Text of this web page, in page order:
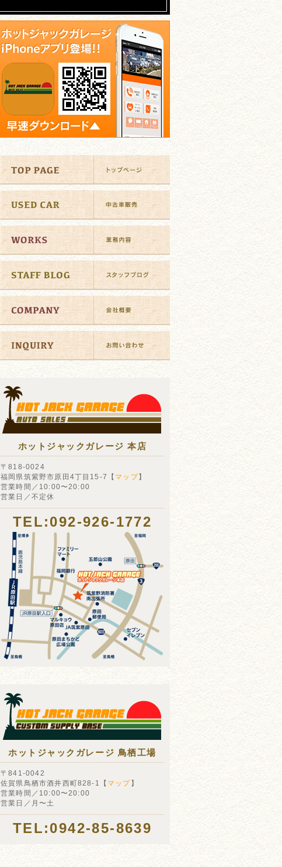
ホットジャックガレージ 本店
〒818-0024
福岡県筑紫野市原田4丁目15-7【 マップ】
営業時間／10:00〜20:00
営業日／不定休
TEL:092-926-1772
ホットジャックガレージ 鳥栖工場
〒841-0042
佐賀県鳥栖市酒井西町828-1【 マップ 】
営業時間／10:00〜20:00
営業日／月〜土
TEL:0942-85-8639